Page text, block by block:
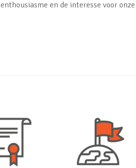
en de interesse voor